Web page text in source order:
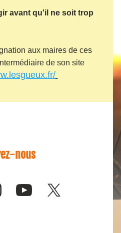
avant qu'il ne soit trop
aux maires de ces
centres villes par l'intermédiaire de son site
nous